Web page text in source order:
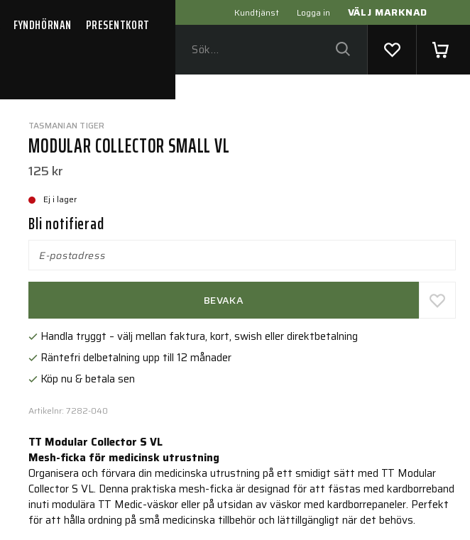
Kundtjänst Logga in VÄLJ MARKNAD
FYNDHÖRNAN PRESENTKORT
TASMANIAN TIGER
MODULAR COLLECTOR SMALL VL
125 kr
Ej i lager
Bli notifierad
BEVAKA
Handla tryggt – välj mellan faktura, kort, swish eller direktbetalning
Räntefri delbetalning upp till 12 månader
Köp nu & betala sen
Artikelnr: 7282-040
TT Modular Collector S VL
Mesh-ficka för medicinsk utrustning
Organisera och förvara din medicinska utrustning på ett smidigt sätt med TT Modular
Collector S VL. Denna praktiska mesh-ficka är designad för att fästas med kardborreband
inuti modulära TT Medic-väskor eller på utsidan av väskor med kardborrepaneler. Perfekt
för att hålla ordning på små medicinska tillbehör och lättillgängligt när det behövs.